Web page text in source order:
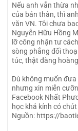
Nếu anh vẫn thừa
của bản thân, thì
văn VN. Tôi chưa
Nguyễn Hữu Hồng
lỡ công nhận tư
sòng phẳng đối
túc, thật đàng
Dù không muốn
nhưng xin miễn
Facebook Nhất
học khả kính có
Nguồn: https://